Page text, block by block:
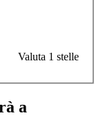
Valuta 1 stelle
a